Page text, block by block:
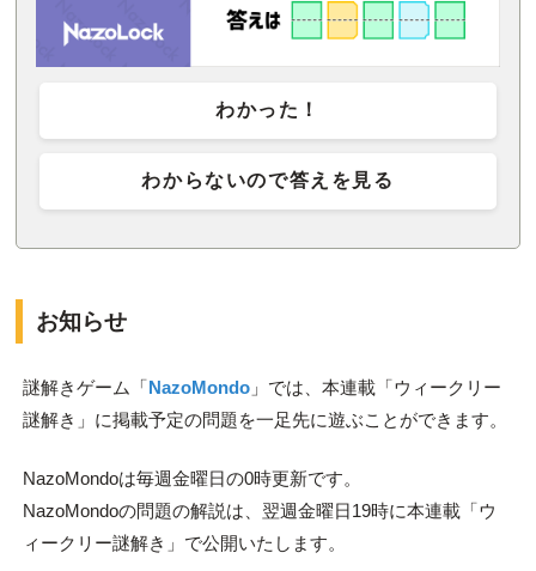
わかった！
わからないので答えを見る
お知らせ
謎解きゲーム「NazoMondo」では、本連載「ウィークリー
謎解き」に掲載予定の問題を一足先に遊ぶことができます。
NazoMondoは毎週金曜日の0時更新です。
NazoMondoの問題の解説は、翌週金曜日19時に本連載「ウ
ィークリー謎解き」で公開いたします。